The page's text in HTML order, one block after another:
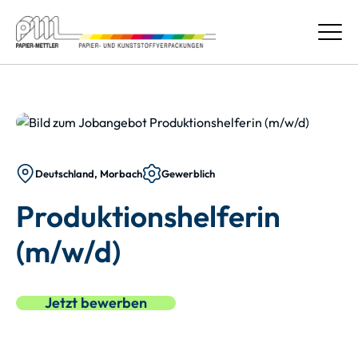
Deutschland, Morbach Gewerblich
Produktionshelferin
(m/w/d)
Jetzt bewerben